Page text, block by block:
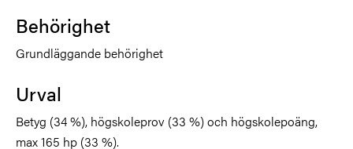
Behörighet
Grundläggande behörighet
Urval
Betyg (34 %), högskoleprov (33 %) och högskolepoäng,
max 165 hp (33 %).